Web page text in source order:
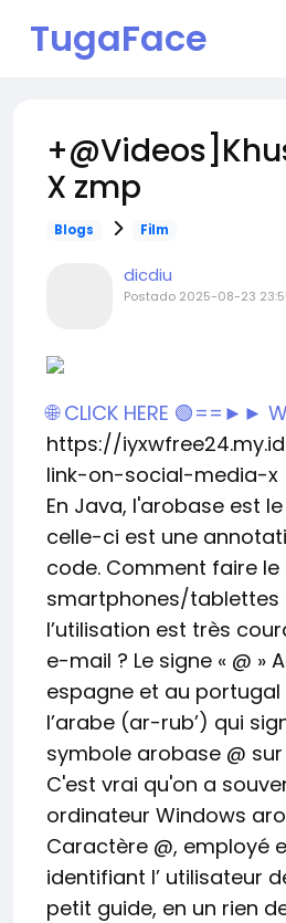
TugaFace
X zmp
Blogs Film
dicdiu
Postado 2025-08-23
🌐 CLICK HERE 🟢==►►
https://
link-on-social-media-x
En Java, l'arobase est
celle-ci est une
code. Comment faire
smartphones/tablettes
l’utilisation est très
e-mail ? Le signe « @
espagne et au
l’arabe (ar-rub’) qui
symbole arobase @
C'est vrai qu'on a
ordinateur Windows
Caractère @, employé
identifiant l’ utilisateur
petit guide, en un rien